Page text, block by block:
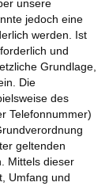
unsere
jedoch eine
werden. Ist
und
Grundlage,
Die
des
Telefonnummer)
geltenden
Mittels dieser
Umfang und